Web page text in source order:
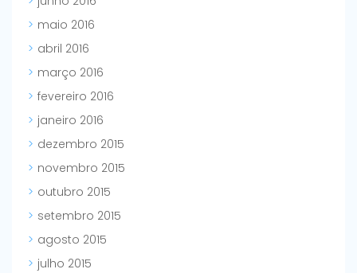
maio 2016
abril 2016
março 2016
fevereiro 2016
janeiro 2016
dezembro 2015
novembro 2015
outubro 2015
setembro 2015
agosto 2015
julho 2015